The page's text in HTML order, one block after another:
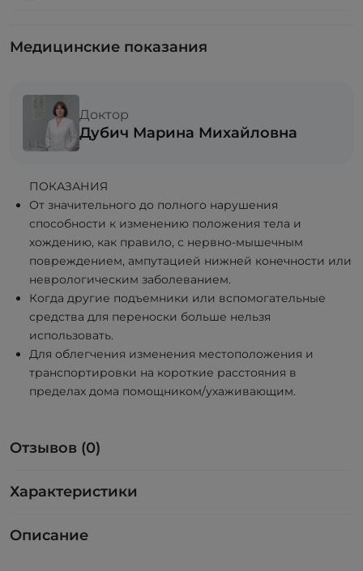
Медицинские показания
Доктор
Дубич Марина Михайловна
ПОКАЗАНИЯ
От значительного до полного нарушения
способности к изменению положения тела и
хождению, как правило, с нервно-мышечным
повреждением, ампутацией нижней конечности или
неврологическим заболеванием.
Когда другие подъемники или вспомогательные
средства для переноски больше нельзя
использовать.
Для облегчения изменения местоположения и
транспортировки на короткие расстояния в
пределах дома помощником/ухаживающим.
Отзывов (0)
Характеристики
Описание